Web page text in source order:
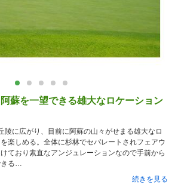
蘇を一望できる雄大なロケーション
陵に広がり、目前に阿蘇の山々がせまる雄大なロ
楽しめる。全体に杉林でセパレートされフェアウ
ており素直なアンジュレーションなので手前から
る
続きを見る